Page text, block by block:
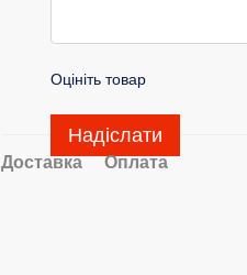
Оцініть товар
Надіслати
Доставка Оплата